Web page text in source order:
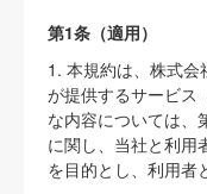
第1条（適用）
1. 本規約は、株式会
が提供するサービス
な内容については、
に関し、当社と利用
を目的とし、利用者